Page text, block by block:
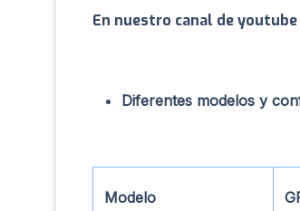
En nuestro canal de
Diferentes modelos y
Modelo